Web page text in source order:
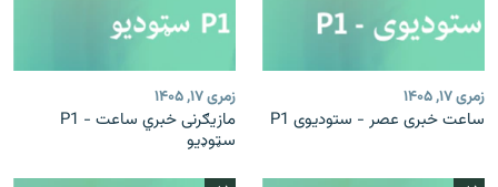
زمری ۱۷, ۱۴۰۵
ساعت خبری عصر - ستودیوی P1
زمری ۱۷, ۱۴۰۵
مازیګرنی خبري ساعت - P1
سټوډیو